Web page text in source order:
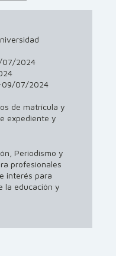
07/2024
07/2024
de matrícula y
expediente y
Periodismo y
profesionales
interés para
la educación y